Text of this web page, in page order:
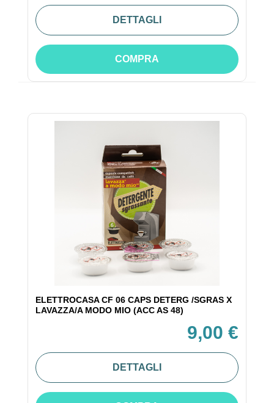
DETTAGLI
COMPRA
ELETTROCASA CF 06 CAPS DETERG /SGRAS X
LAVAZZA/A MODO MIO (ACC AS 48)
9,00 €
DETTAGLI